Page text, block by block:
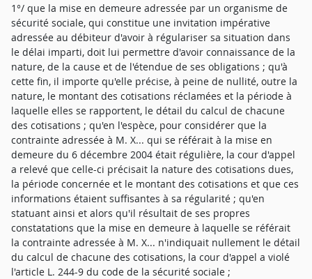
1°/ que la mise en demeure adressée par un organisme de
sécurité sociale, qui constitue une invitation impérative
adressée au débiteur d'avoir à régulariser sa situation dans
le délai imparti, doit lui permettre d'avoir connaissance de la
nature, de la cause et de l'étendue de ses obligations ; qu'à
cette fin, il importe qu'elle précise, à peine de nullité, outre la
nature, le montant des cotisations réclamées et la période à
laquelle elles se rapportent, le détail du calcul de chacune
des cotisations ; qu'en l'espèce, pour considérer que la
contrainte adressée à M. X... qui se référait à la mise en
demeure du 6 décembre 2004 était régulière, la cour d'appel
a relevé que celle-ci précisait la nature des cotisations dues,
la période concernée et le montant des cotisations et que ces
informations étaient suffisantes à sa régularité ; qu'en
statuant ainsi et alors qu'il résultait de ses propres
constatations que la mise en demeure à laquelle se référait
la contrainte adressée à M. X... n'indiquait nullement le détail
du calcul de chacune des cotisations, la cour d'appel a violé
l'article L. 244-9 du code de la sécurité sociale ;